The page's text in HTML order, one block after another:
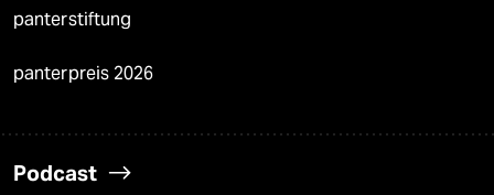
panterstiftung
panterpreis 2026
Podcast